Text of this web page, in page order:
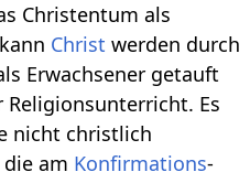
Christentum als
Christ werden durch
Erwachsener getauft
Es
nicht christlich
am Konfirmations-